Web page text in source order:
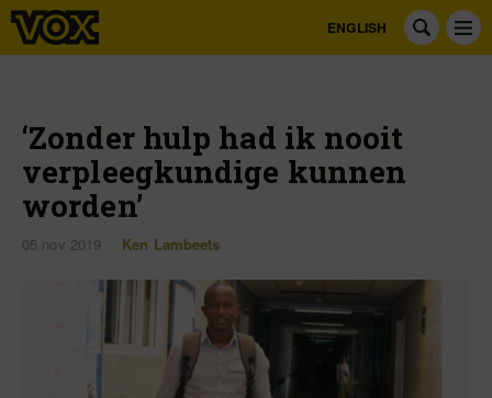
ENGLISH
‘Zonder hulp had ik nooit
verpleegkundige kunnen
worden’
05 nov 2019 Ken Lambeets